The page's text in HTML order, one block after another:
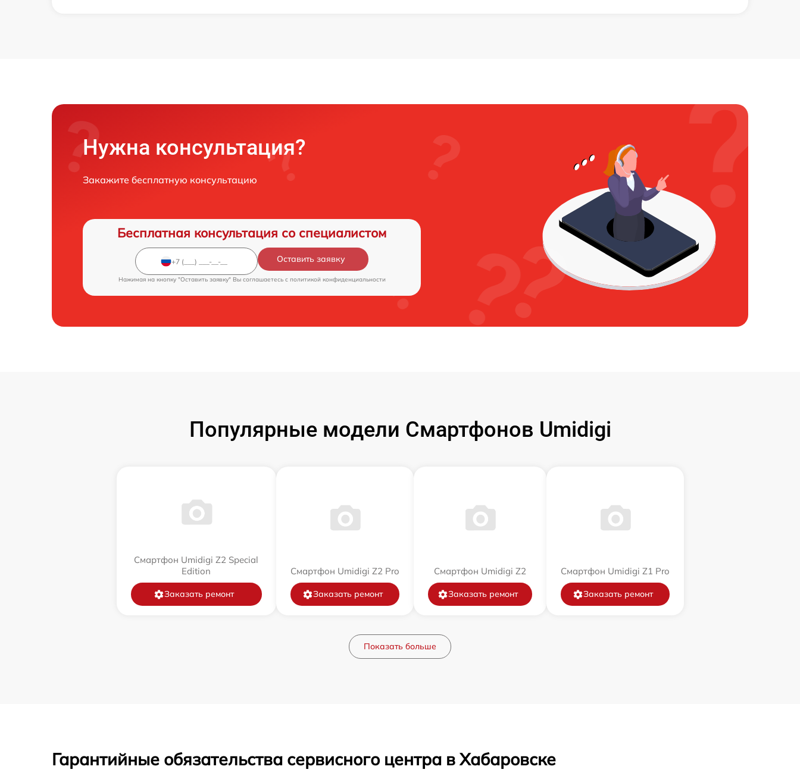
Нужна консультация?
Закажите бесплатную консультацию
Бесплатная консультация со специалистом
Оставить заявку
Нажимая на кнопку "Оставить заявку" Вы соглашаетесь c политикой конфиденциальности
Популярные модели Смартфонов Umidigi
Смартфон Umidigi Z2 Special
Edition
Заказать ремонт
Смартфон Umidigi Z2 Pro
Заказать ремонт
Смартфон Umidigi Z2
Заказать ремонт
Смартфон Umidigi Z1 Pro
Заказать ремонт
Показать больше
Гарантийные обязательства сервисного центра в Хабаровске